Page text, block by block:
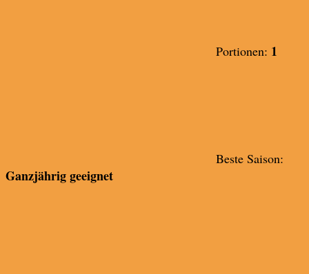
Portionen: 1
Beste Saison:
Ganzjährig geeignet